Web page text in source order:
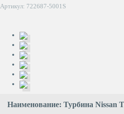
Артикул: 722687-5001S
Наименование: Турбина Nissan